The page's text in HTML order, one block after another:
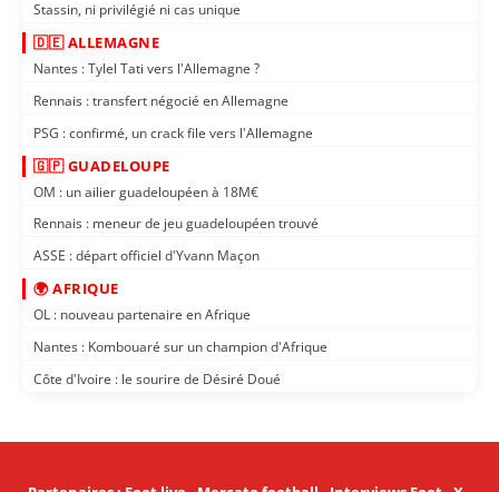
Stassin, ni privilégié ni cas unique
🇩🇪 ALLEMAGNE
Nantes : Tylel Tati vers l'Allemagne ?
Rennais : transfert négocié en Allemagne
PSG : confirmé, un crack file vers l'Allemagne
🇬🇵 GUADELOUPE
OM : un ailier guadeloupéen à 18M€
Rennais : meneur de jeu guadeloupéen trouvé
ASSE : départ officiel d'Yvann Maçon
🌍 AFRIQUE
OL : nouveau partenaire en Afrique
Nantes : Kombouaré sur un champion d'Afrique
Côte d'Ivoire : le sourire de Désiré Doué